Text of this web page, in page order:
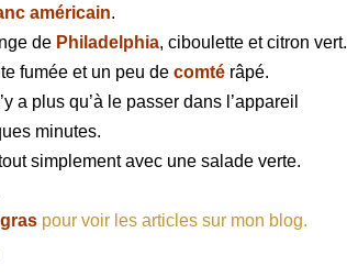
américain.
de Philadelphia, ciboulette et citron vert.
fumée et un peu decomté râpé.
a plus qu’à le passer dans l’appareil
minutes.
simplement avec une salade verte.
pour voir les articles sur mon blog.